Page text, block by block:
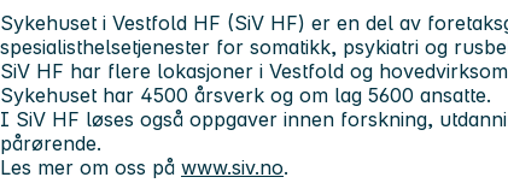
Sykehuset i Vestfold HF (SiV HF) er en del av
spesialisthelsetjenester for somatikk, psykiatri og
SiV HF har flere lokasjoner i Vestfold og
Sykehuset har 4500 årsverk og om lag 5600 ansatte.
I SiV HF løses også oppgaver innen forskning,
pårørende.
Les mer om oss på www.siv.no.